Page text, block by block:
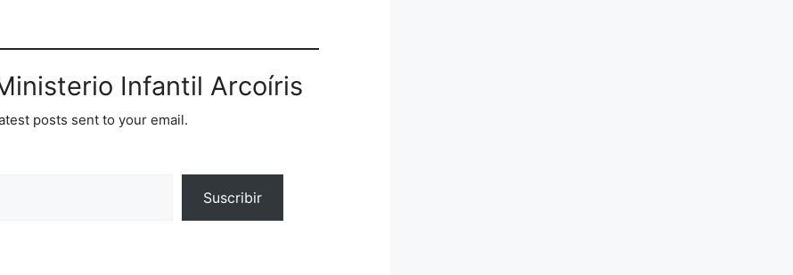
Infantil Arcoíris
posts sent to your email.
Suscribir